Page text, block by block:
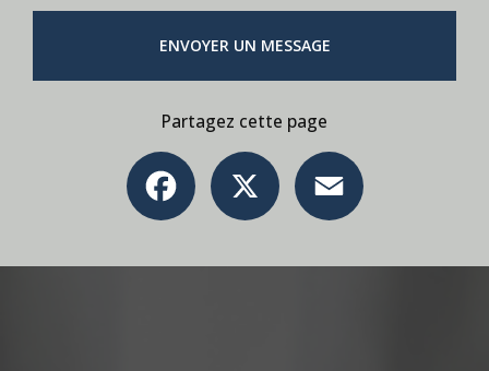
ENVOYER UN MESSAGE
Partagez cette page
Facebook